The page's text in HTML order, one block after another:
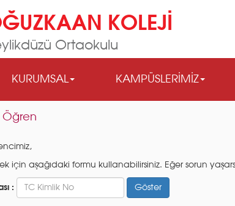
KOLEJİ
Ortaokulu
KURUMSAL KAMPÜSLERİMİZ
Öğren
için aşağıdaki formu kullanabilirsiniz. Eğer sorun
: Göster